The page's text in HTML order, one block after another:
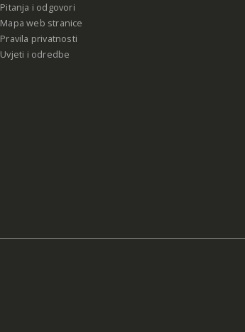
Pitanja i odgovori
Mapa web stranice
Pravila privatnosti
Uvjeti i odredbe